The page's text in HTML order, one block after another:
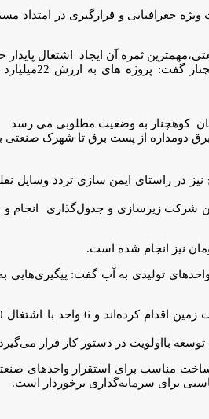
و قرارگیری در امتداد
ثمره آن ایجاد اشتغال پایدار
وی با اشاره به برنامه این شرکت برای شتاب
کوهچنار به وضعیت مطلوبی می رسد
با اعتبار 500 میلیون تومان خبر داد و گفت: این طرح نیز در راستای ایمن
گفت:بخشی از پروژه با اعتبارات این شرکت زیرسازی و
تولیدی به آب گفت: پیگیری‌هایی
مناسب برای استقرار واحد‌های
برای سرمایه‌گذاری برخوردار است.